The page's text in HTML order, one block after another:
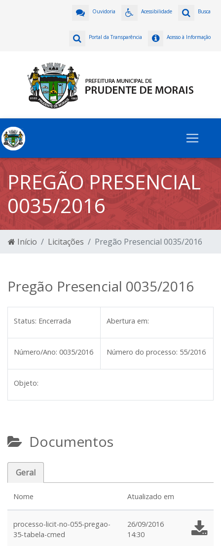
Busca
Acessibilidade
Ouvidoria
Acesso à Informação
Portal da Transparência
PREGÃO PRESENCIAL
0035/2016
Início Licitações Pregão Presencial 0035/2016
Pregão Presencial 0035/2016
Status: Encerrada Abertura em:
Número/Ano: 0035/2016 Número do processo: 55/2016
Objeto:
Documentos
Geral
Nome Atualizado em
processo-licit-no-055-pregao-
35-tabela-cmed
26/09/2016
14:30